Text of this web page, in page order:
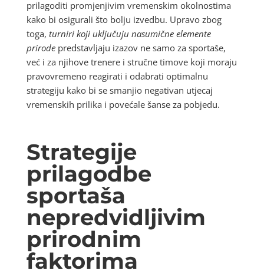
prilagoditi promjenjivim vremenskim okolnostima
kako bi osigurali što bolju izvedbu. Upravo zbog
toga, turniri koji uključuju nasumične elemente
prirodepredstavljaju izazov ne samo za sportaše,
već i za njihove trenere i stručne timove koji moraju
pravovremeno reagirati i odabrati optimalnu
strategiju kako bi se smanjio negativan utjecaj
vremenskih prilika i povećale šanse za pobjedu.
Strategije
prilagodbe
sportaša
nepredvidljivim
prirodnim
faktorima